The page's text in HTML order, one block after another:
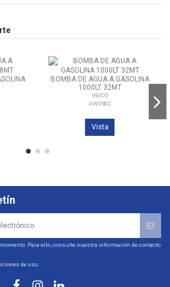
BOMBA DE AGUA A GASOLINA
1000LT 32MT
INGCO
GWP302
Vista
Para ello, consulte nuestra información de contacto
de uso